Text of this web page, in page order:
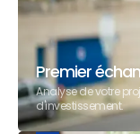
Premier
Analyse de votre
d'investissement.